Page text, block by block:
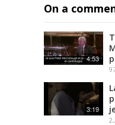
On a
4:53
3:19